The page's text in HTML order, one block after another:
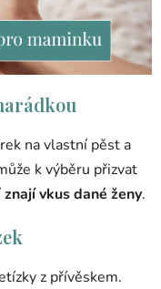
na vlastní pěst a
k výběru přizvat
znají vkus dané ženy.
z přívěskem.